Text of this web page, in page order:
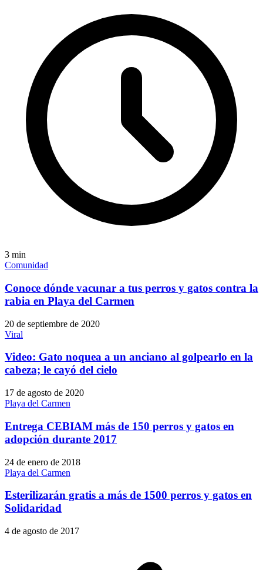
3 min
Comunidad
Conoce dónde vacunar a tus perros y gatos contra la
rabia en Playa del Carmen
20 de septiembre de 2020
Viral
Video: Gato noquea a un anciano al golpearlo en la
cabeza; le cayó del cielo
17 de agosto de 2020
Playa del Carmen
Entrega CEBIAM más de 150 perros y gatos en
adopción durante 2017
24 de enero de 2018
Playa del Carmen
Esterilizarán gratis a más de 1500 perros y gatos en
Solidaridad
4 de agosto de 2017